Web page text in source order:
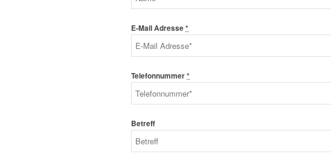
E-Mail Adresse*
Telefonnummer*
Betreff